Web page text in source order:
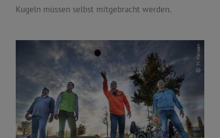
Kugeln müssen selbst mitgebracht werden.
M. Hangen